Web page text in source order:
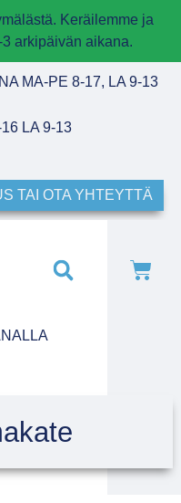
Keräilemme ja
arkipäivän aikana.
MA-PE 8-17, LA 9-13
LA 9-13
TAI OTA YHTEYTTÄ